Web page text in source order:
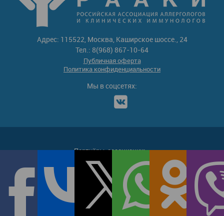
Адрес: 115522, Москва, Каширское шоссе., 24
Тел.: 8(968) 867-10-64
Публичная оферта
Политика конфиденциальности
Мы в соцсетях:
Партнёры-ассоциации: